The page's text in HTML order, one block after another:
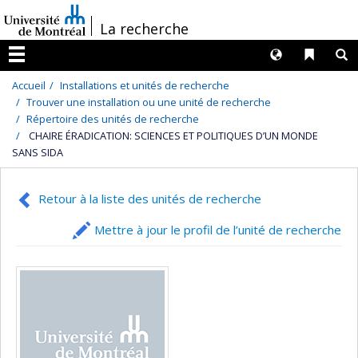
au
contenu
/La recherche
Menu
Liens
Langues
Accueil
Installations et unités de recherche
Trouver une installation ou une unité de recherche
Répertoire des unités de recherche
CHAIRE ÉRADICATION: SCIENCES ET POLITIQUES D’UN MONDE
SANS SIDA
Retour à la liste des unités de recherche
Mettre à jour le profil de l’unité de recherche